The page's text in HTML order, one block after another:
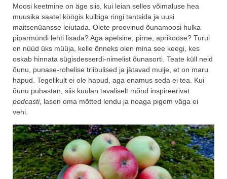
Moosi keetmine on äge siis, kui leian selles võimaluse hea
muusika saatel köögis kulbiga ringi tantsida ja uusi
maitsenüansse leiutada. Olete proovinud õunamoosi hulka
piparmündi lehti lisada? Aga apelsine, pirne, aprikoose? Turul
on nüüd üks müüja, kelle õnneks olen mina see keegi, kes
oskab hinnata sügisdesserdi-nimelist õunasorti. Teate küll neid
õunu, punase-rohelise triibulised ja jätavad mulje, et on maru
hapud. Tegelikult ei ole hapud, aga enamus seda ei tea. Kui
õunu puhastan, siis kuulan tavaliselt mõnd inspireerivat
podcasti, lasen oma mõtted lendu ja noaga pigem väga ei
vehi.